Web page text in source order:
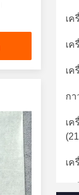
เค
เค
เค
กา
เค
เค